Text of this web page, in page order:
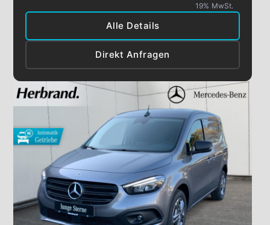
Alle Details
Direkt Anfragen
19% MwSt.